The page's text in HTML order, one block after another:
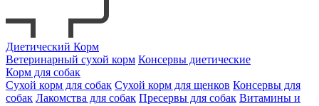
Диетический Корм
Ветеринарный сухой корм Консервы диетические
Корм для собак
Сухой корм для собак Сухой корм для щенков Консервы для
собак Лакомства для собак Пресервы для собак Витамины и